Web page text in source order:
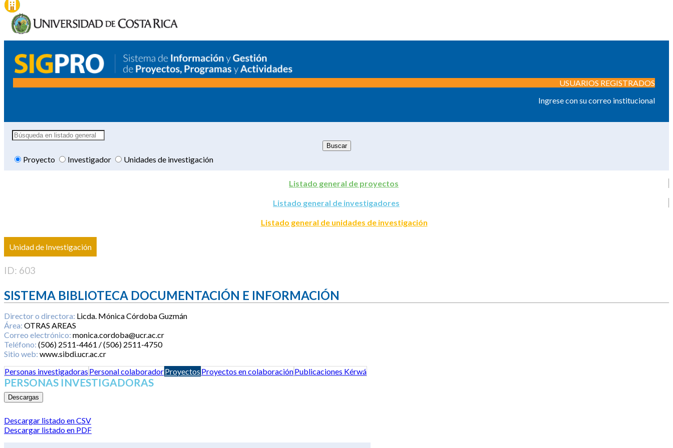
USUARIOS REGISTRADOS
Ingrese con su correo institucional
Proyecto Investigador Unidades de investigación
Listado general de proyectos
Listado general de investigadores
Listado general de unidades de investigación
Unidad de Investigación
ID: 603
SISTEMA BIBLIOTECA DOCUMENTACIÓN E INFORMACIÓN
Director o directora: Licda. Mónica Córdoba Guzmán
Área: OTRAS AREAS
Correo electrónico: monica.cordoba@ucr.ac.cr
Teléfono: (506) 2511-4461 / (506) 2511-4750
Sitio web: www.sibdi.ucr.ac.cr
Personas investigadoras Personal colaboradorProyectos Proyectos en colaboraciónPublicaciones Kérwá
PERSONAS INVESTIGADORAS
Descargas
Descargar listado en CSV
Descargar listado en PDF